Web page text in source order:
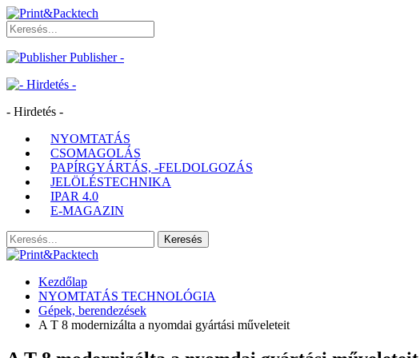
Publisher -
- Hirdetés -
NYOMTATÁS
CSOMAGOLÁS
PAPÍRGYÁRTÁS, -FELDOLGOZÁS
JELÖLÉSTECHNIKA
IPAR 4.0
E-MAGAZIN
Kezdőlap
NYOMTATÁS TECHNOLÓGIA
Gépek, berendezések
A T 8 modernizálta a nyomdai gyártási műveleteit